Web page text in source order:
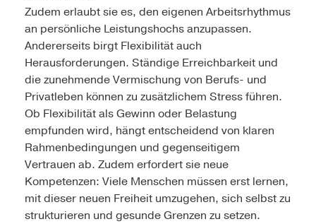
Zudem erlaubt sie es, den eigenen Arbeitsrhythmus
an persönliche Leistungshochs anzupassen.
Andererseits birgt Flexibilität auch
Herausforderungen. Ständige Erreichbarkeit und
die zunehmende Vermischung von Berufs- und
Privatleben können zu zusätzlichem Stress führen.
Ob Flexibilität als Gewinn oder Belastung
empfunden wird, hängt entscheidend von klaren
Rahmenbedingungen und gegenseitigem
Vertrauen ab. Zudem erfordert sie neue
Kompetenzen: Viele Menschen müssen erst lernen,
mit dieser neuen Freiheit umzugehen, sich selbst zu
strukturieren und gesunde Grenzen zu setzen.